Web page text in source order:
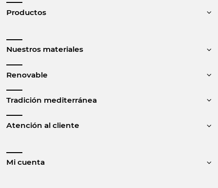
Productos
Nuestros materiales
Renovable
Tradición mediterránea
Atención al cliente
Mi cuenta